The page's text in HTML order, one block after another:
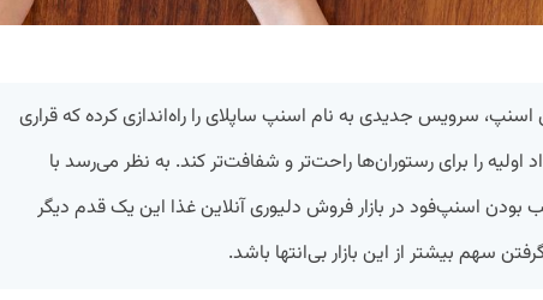
اسنپ‌، سرویس جدیدی به نام اسنپ ساپلای را راه‌اندازی کرده که قراری
را برای رستوران‌ها راحت‌تر‌ و شفافت‌تر کند. به نظر می‌رسد با
بودن اسنپ‌فود در بازار فروش دلیوری آنلاین غذا این یک قدم دیگر
سهم بیشتر از این بازار بی‌انتها باشد.